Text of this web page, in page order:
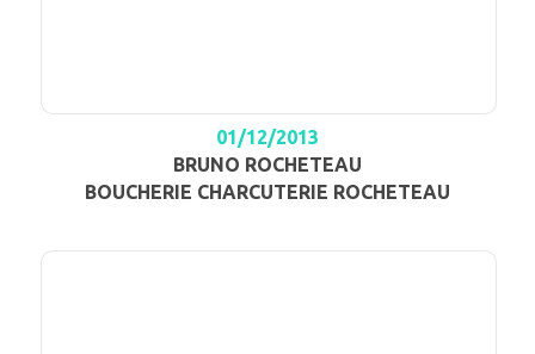
01/12/2013
BRUNO ROCHETEAU
BOUCHERIE CHARCUTERIE ROCHETEAU